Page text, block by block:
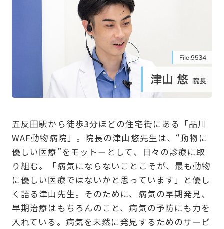
五反田駅から徒歩3分ほどの住宅街にある「品川
WAF動物病院」。院長の津山悠先生は、“動物に
優しい医療”をモットーとして、日々の診療に取
り組む。「病気にならないことこそが、最も動物
に優しい医療ではないかと思っています」と優し
く語る津山先生。そのために、病気の早期発見、
早期治療はもちろんのこと、病気の予防にも力を
入れている。病気を未然に発見するためのサービ